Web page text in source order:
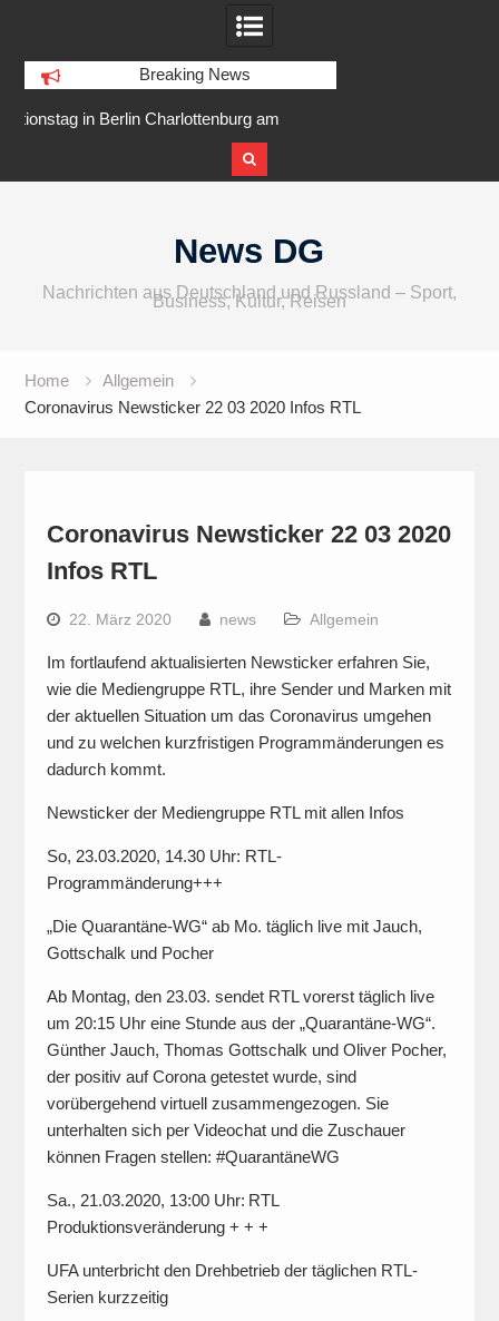
Breaking News
am
IFA 2026 Audio wird größer,
internationaler und vielfältiger
News DG
Nachrichten aus Deutschland und Russland – Sport,
Business, Kultur, Reisen
Home
Allgemein
Coronavirus Newsticker 22 03 2020 Infos RTL
Coronavirus Newsticker 22 03 2020
Infos RTL
22. März 2020 news Allgemein
Im fortlaufend aktualisierten Newsticker erfahren Sie,
wie die Mediengruppe RTL, ihre Sender und Marken mit
der aktuellen Situation um das Coronavirus umgehen
und zu welchen kurzfristigen Programmänderungen es
dadurch kommt.
Newsticker der Mediengruppe RTL mit allen Infos
So, 23.03.2020, 14.30 Uhr: RTL-
Programmänderung+++
„Die Quarantäne-WG“ ab Mo. täglich live mit Jauch,
Gottschalk und Pocher
Ab Montag, den 23.03. sendet RTL vorerst täglich live
um 20:15 Uhr eine Stunde aus der „Quarantäne-WG“.
Günther Jauch, Thomas Gottschalk und Oliver Pocher,
der positiv auf Corona getestet wurde, sind
vorübergehend virtuell zusammengezogen. Sie
unterhalten sich per Videochat und die Zuschauer
können Fragen stellen: #QuarantäneWG
Sa., 21.03.2020, 13:00 Uhr: RTL
Produktionsveränderung + + +
UFA unterbricht den Drehbetrieb der täglichen RTL-
Serien kurzzeitig